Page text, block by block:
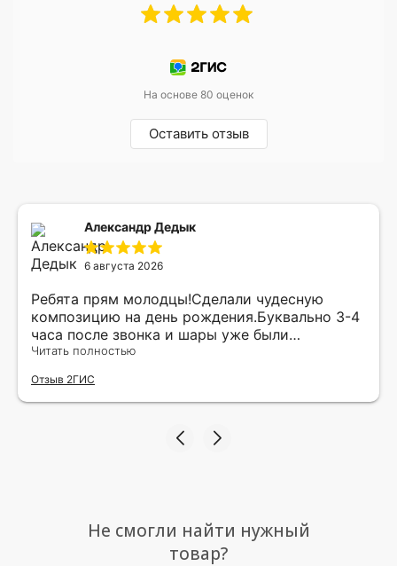
На основе 80 оценок
Оставить отзыв
Александр Дедык
6 августа 2026
Ребята прям молодцы!Сделали чудесную
композицию на день рождения.Буквально 3-4
часа после звонка и шары уже были
доставлены мне по адресу.Качество
рада.
Читать полностью
Отзыв 2ГИС
Не смогли найти нужный
товар?